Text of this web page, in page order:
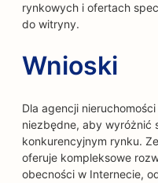
rynkowych i ofertach
do witryny.
Wnioski
Dla agencji
niezbędne, aby wyróżnić
konkurencyjnym rynku.
oferuje kompleksowe
obecności w Internecie,